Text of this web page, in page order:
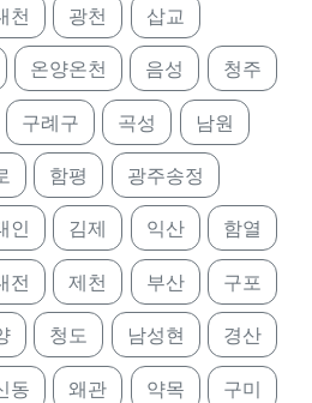
천 광천 삽교
온양온천 음성 청주
구례구 곡성 남원
함평 광주송정
인 김제 익산 함열
전 제천 부산 구포
청도 남성현 경산
동 왜관 약목 구미